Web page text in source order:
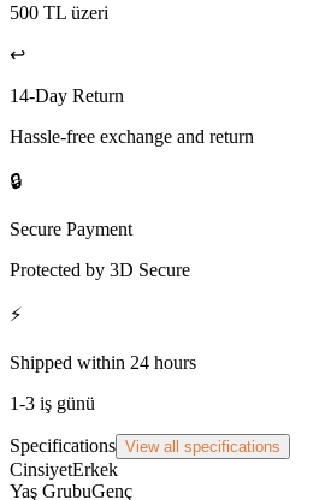
500 TL üzeri
↩️
14-Day Return
Hassle-free exchange and return
🔒
Secure Payment
Protected by 3D Secure
⚡
Shipped within 24 hours
1-3 iş günü
Specifications View all specifications
CinsiyetErkek
Yaş GrubuGenç